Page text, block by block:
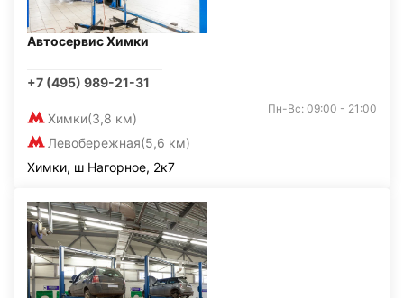
Автосервис Химки
+7 (495) 989-21-31
Химки(3,8 км)
Левобережная(5,6 км)
Пн-Вс: 09:00 - 21:00
Химки, ш Нагорное, 2к7